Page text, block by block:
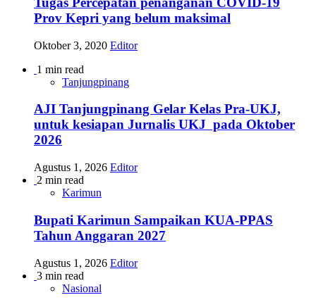
Prov Kepri yang belum maksimal
Oktober 3, 2020 Editor
1 min read
Tanjungpinang
AJI Tanjungpinang Gelar Kelas Pra-UKJ,
untuk kesiapan Jurnalis UKJ pada Oktober
2026
Agustus 1, 2026 Editor
2 min read
Karimun
Bupati Karimun Sampaikan KUA-PPAS
Tahun Anggaran 2027
Agustus 1, 2026 Editor
3 min read
Nasional